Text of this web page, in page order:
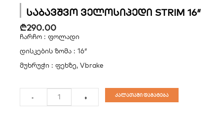
საბავშვო ველოსიპედი STRIM 16″
₾290.00
ჩარჩო : ფოლადი
დისკების ზომა : 16″
მუხრუჭი : ფეხზე, Vbrake
-
საბავშვო
ველოსიპედი
+ კალათაში დამატება